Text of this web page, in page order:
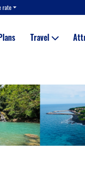
rate
Travel